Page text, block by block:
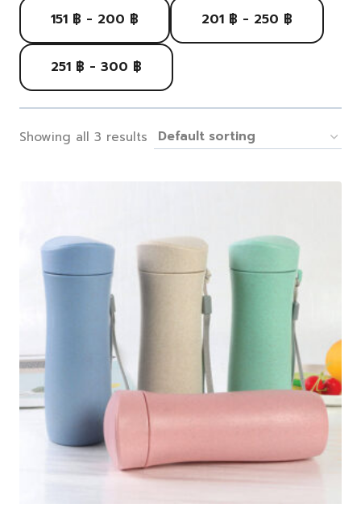
151 ฿ - 200 ฿ 201 ฿ - 250 ฿
251 ฿ - 300 ฿
Showing all 3 results